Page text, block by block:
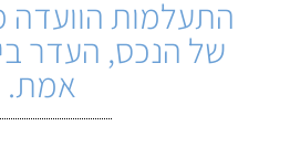
התעלמות הוועדה
של הנכס, העדר
אמת.